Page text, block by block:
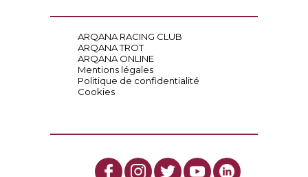
ARQANA RACING CLUB
ARQANA TROT
ARQANA ONLINE
Mentions légales
Politique de confidentialité
Cookies